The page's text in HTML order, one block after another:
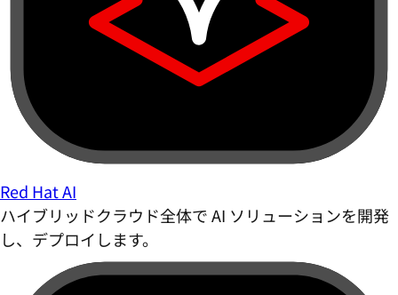
Red Hat AI
ハイブリッドクラウド全体で AI ソリューションを開発
し、デプロイします。